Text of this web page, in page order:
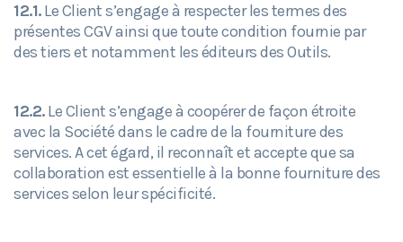
12.1.Le Client s’engage à respecter les termes des
présentes CGV ainsi que toute condition fournie par
des tiers et notamment les éditeurs des Outils.
12.2.Le Client s’engage à coopérer de façon étroite
avec la Société dans le cadre de la fourniture des
services. A cet égard, il reconnaît et accepte que sa
collaboration est essentielle à la bonne fourniture des
services selon leur spécificité.